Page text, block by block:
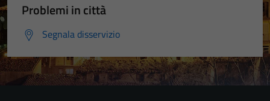
Problemi in città
Segnala disservizio